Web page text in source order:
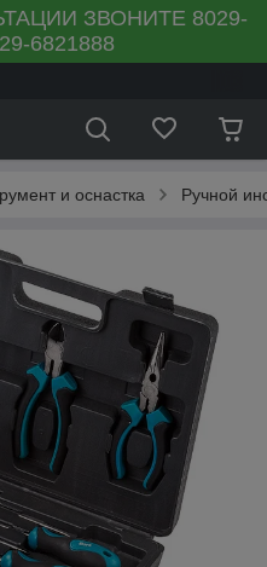
ЗВОНИТЕ 8029-
6821888
и оснастка Ручной